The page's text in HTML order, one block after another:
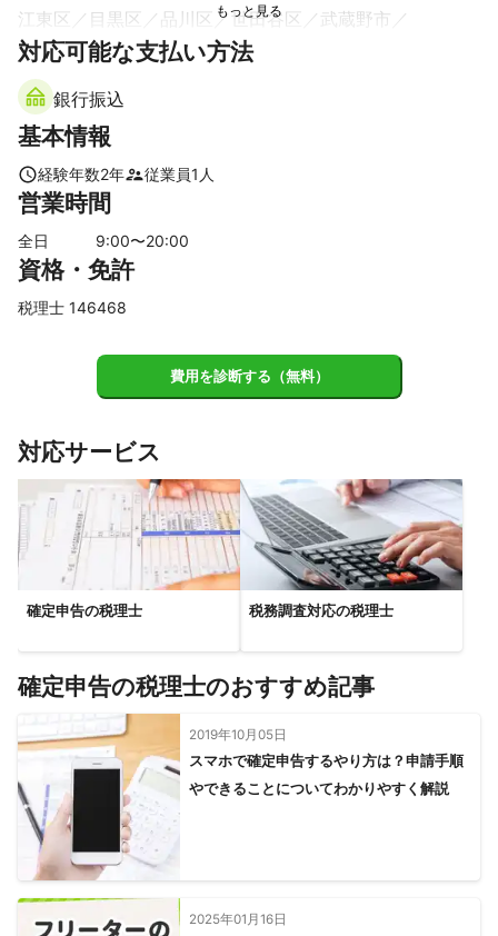
江東区
目黒区 品川区 世田谷区
武蔵野市
西東京市
三鷹市 清瀬市 調布市
狛江市
国分寺市
稲城市
武蔵村山市
町田市
八王子市 あきる野市
【千葉県】
市川市 松戸市 浦安市
柏市
習志野市
印西市
四街道市
埼玉県】
蕨市 戸田市 草加市 八潮市
和光市
さいたま市
富士見市
春日部市
所沢市 上尾市 蓮田市 伊奈町
川越市
宮代町
杉戸町 白岡市 狭山市 桶川市
川島町
幸手市
入間市 北本市 久喜市 鶴ヶ島市
坂戸市
日高市
鴻巣市 毛呂山町 加須市
東松山市
鳩山町
飯能市 行田市 羽生市 滑川町
守谷市 取手市 坂東市 つくばみらい市
常総市
五霞町
境町 利根町 龍ケ崎市 古河市
つくば市
八千代町
神奈川県】
川崎市 横浜市 大和市 座間市 綾瀬市
海老名市
愛川町
相模原市
対応可能な支払い方法
銀行振込
基本情報
経験年数2年 従業員1 人
営業時間
全日 9:00〜20:00
資格・免許
税理士 146468
費用を診断する（無料）
対応サービス
確定申告の税理士 税務調査対応の税理士
確定申告の税理士のおすすめ記事
2019年10月05日
スマホで確定申告するやり方は？申請手順
やできることについてわかりやすく解説
2025年01月16日